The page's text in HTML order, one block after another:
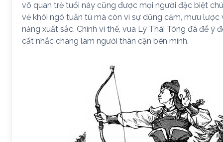
võ quan trẻ tuổi này cũng được mọi người đặc biệt
vẻ khôi ngô tuấn tú mà còn vì sự dũng cảm, mưu lược
năng xuất sắc. Chính vì thế, vua Lý Thái Tông đã để ý
cất nhắc chàng làm người thân cận bên mình.